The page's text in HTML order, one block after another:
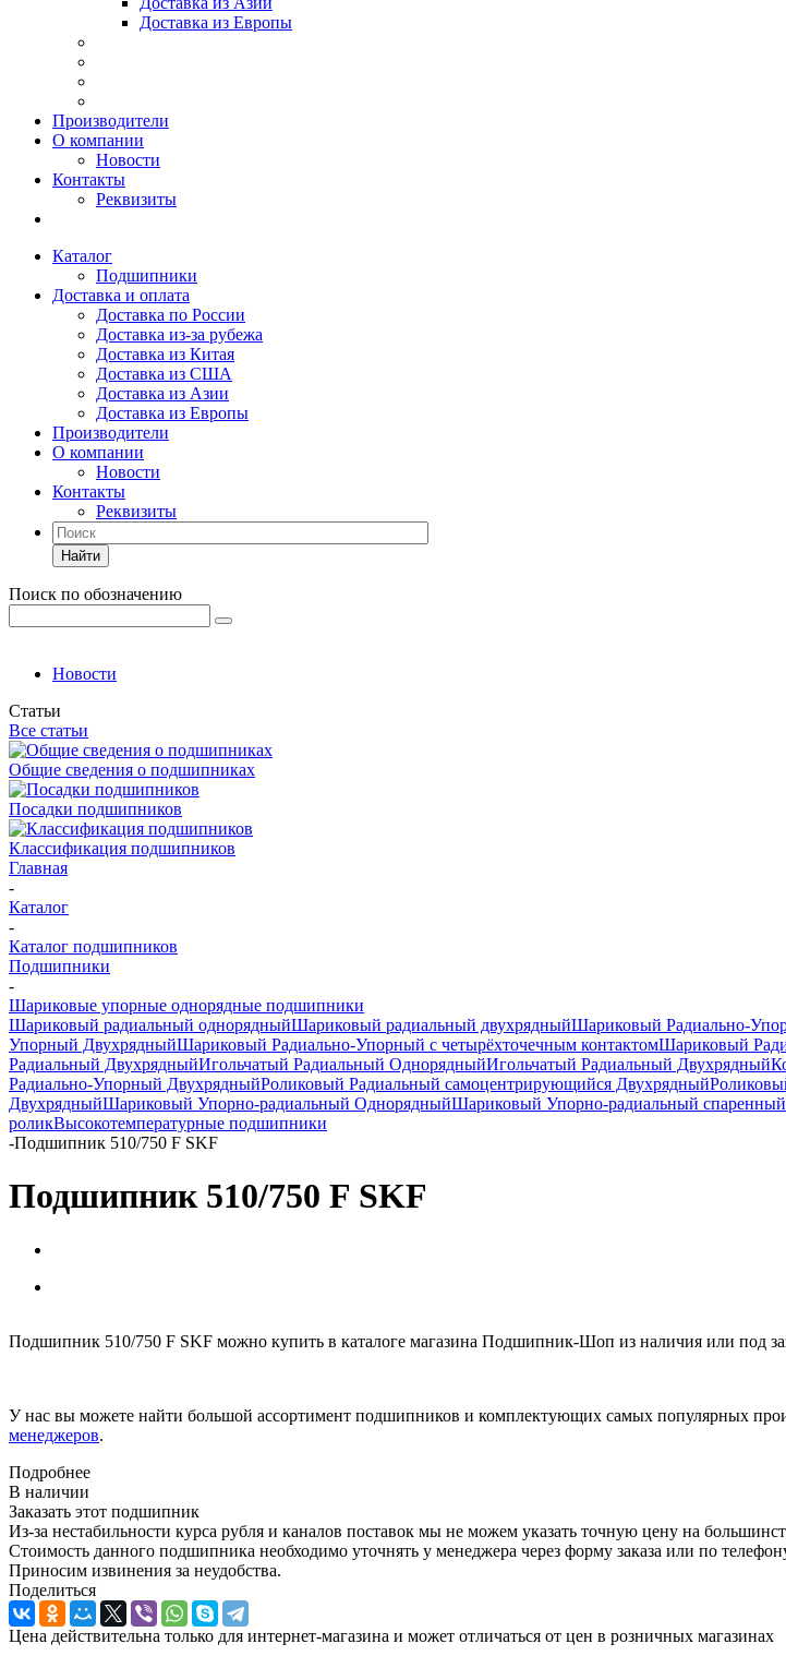
Доставка из Европы
Производители
О компании
Новости
Контакты
Реквизиты
Каталог
Подшипники
Доставка и оплата
Доставка по России
Доставка из-за рубежа
Доставка из Китая
Доставка из США
Доставка из Азии
Доставка из Европы
Производители
О компании
Новости
Контакты
Реквизиты
Найти
Поиск по обозначению
Новости
Статьи
Все статьи
Общие сведения о подшипниках
Посадки подшипников
Классификация подшипников
Главная
-
Каталог
-
Каталог подшипников
Подшипники
-
Шариковые упорные однорядные подшипники
Шариковый радиальный однорядныйШариковый радиальный двухрядныйШариковый Радиально-
Упорный ДвухрядныйШариковый Радиально-Упорный с четырёхточечным контактомШариковый
Радиальный ДвухрядныйИгольчатый Радиальный ОднорядныйИгольчатый Радиальный Двухрядный
Радиально-Упорный ДвухрядныйРоликовый Радиальный самоцентрирующийся Двухрядный
ДвухрядныйШариковый Упорно-радиальный ОднорядныйШариковый Упорно-радиальный спаренный
роликВысокотемпературные подшипники
-Подшипник 510/750 F SKF
Подшипник 510/750 F SKF
Подшипник 510/750 F SKF можно купить в каталоге магазина Подшипник-Шоп из наличия или под
У нас вы можете найти большой ассортимент подшипников и комплектующих самых популярных
менеджеров.
Подробнее
В наличии
Заказать этот подшипник
Из-за нестабильности курса рубля и каналов поставок мы не можем указать точную цену на
Стоимость данного подшипника необходимо уточнять у менеджера через форму заказа или по
Приносим извинения за неудобства.
Поделиться
Цена действительна только для интернет-магазина и может отличаться от цен в розничных магазинах